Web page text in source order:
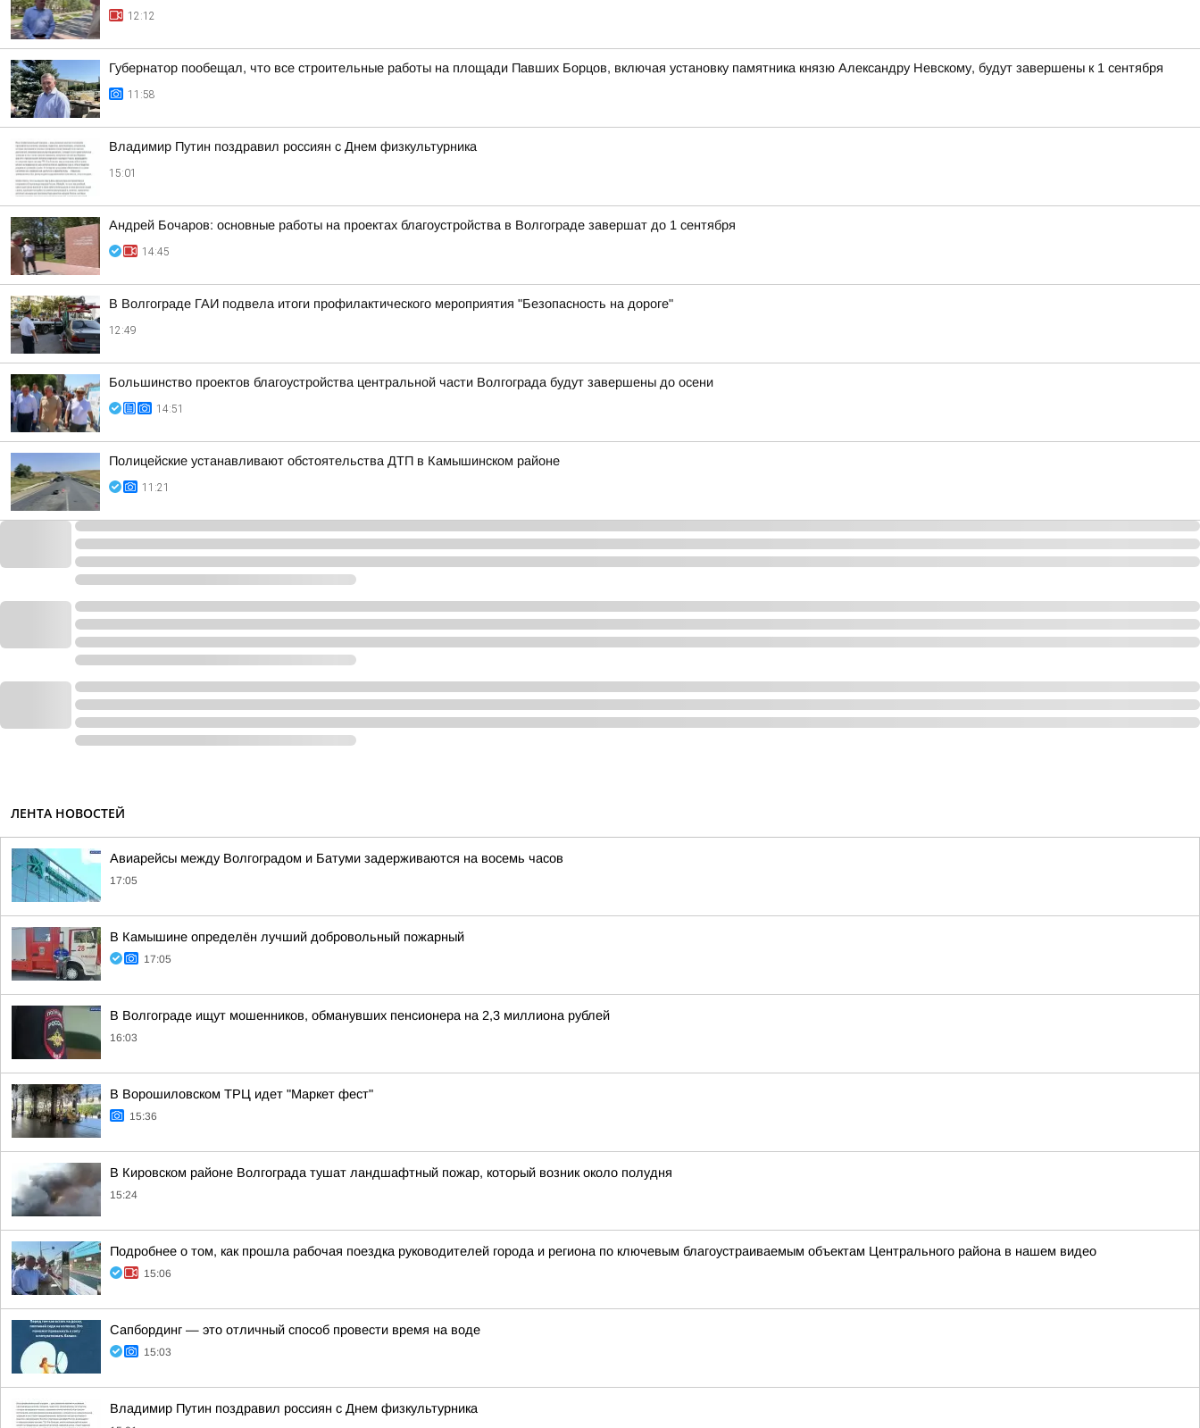
12:12
Губернатор пообещал, что все строительные работы на площади Павших Борцов, включая установку памятника князю Александру Невскому, будут завершены к 1 сентября
11:58
Владимир Путин поздравил россиян с Днем физкультурника
15:01
Андрей Бочаров: основные работы на проектах благоустройства в Волгограде завершат до 1 сентября
14:45
В Волгограде ГАИ подвела итоги профилактического мероприятия "Безопасность на дороге"
12:49
Большинство проектов благоустройства центральной части Волгограда будут завершены до осени
14:51
Полицейские устанавливают обстоятельства ДТП в Камышинском районе
11:21
ЛЕНТА НОВОСТЕЙ
Авиарейсы между Волгоградом и Батуми задерживаются на восемь часов
17:05
В Камышине определён лучший добровольный пожарный
17:05
В Волгограде ищут мошенников, обманувших пенсионера на 2,3 миллиона рублей
16:03
В Ворошиловском ТРЦ идет "Маркет фест"
15:36
В Кировском районе Волгограда тушат ландшафтный пожар, который возник около полудня
15:24
Подробнее о том, как прошла рабочая поездка руководителей города и региона по ключевым благоустраиваемым объектам Центрального района в нашем видео
15:06
Сапбординг — это отличный способ провести время на воде
15:03
Владимир Путин поздравил россиян с Днем физкультурника